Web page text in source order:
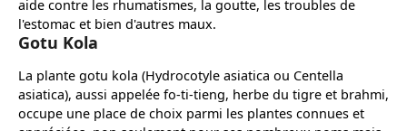
aide contre les rhumatismes, la goutte, les troubles de
l'estomac et bien d'autres maux.
Gotu Kola
La plante gotu kola (Hydrocotyle asiatica ou Centella
asiatica), aussi appelée fo-ti-tieng, herbe du tigre et brahmi,
occupe une place de choix parmi les plantes connues et